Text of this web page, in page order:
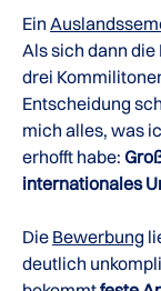
Ein
Als sich dann
drei
Entscheidung
mich alles, was
erhofft habe:
internationales
Die Bewerbung
deutlich